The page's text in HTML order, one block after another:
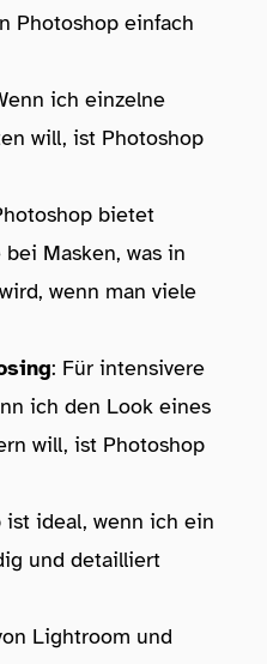
Photoshop einfach
ich einzelne
will, ist Photoshop
bietet
Masken, was in
wenn man viele
: Für intensivere
ich den Look eines
will, ist Photoshop
ist ideal, wenn ich ein
und detailliert
Lightroom und